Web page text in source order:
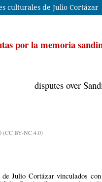
culturales de Julio Cortázar